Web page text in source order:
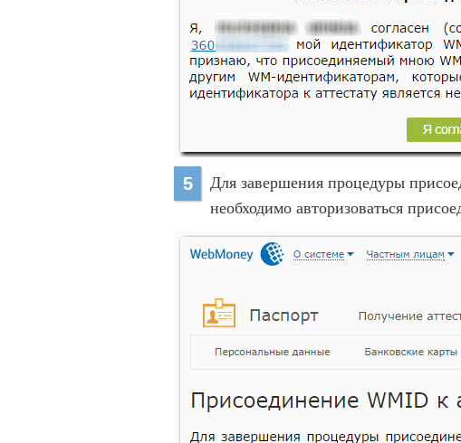
5
Для завершения процедуры
необходимо авторизоваться